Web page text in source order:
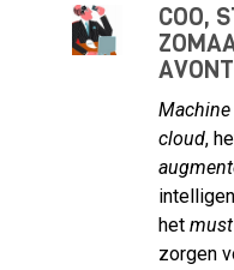
COO,
cloud,
het
zorgen